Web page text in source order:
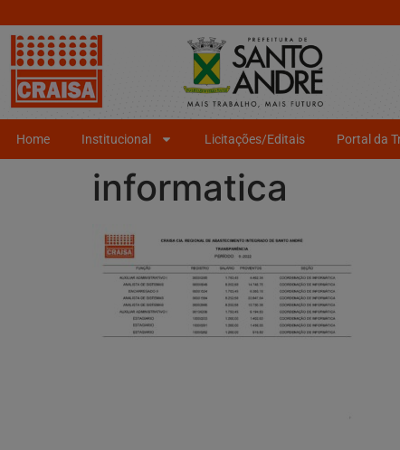
Home Institucional Licitações/Editais Portal da
informatica